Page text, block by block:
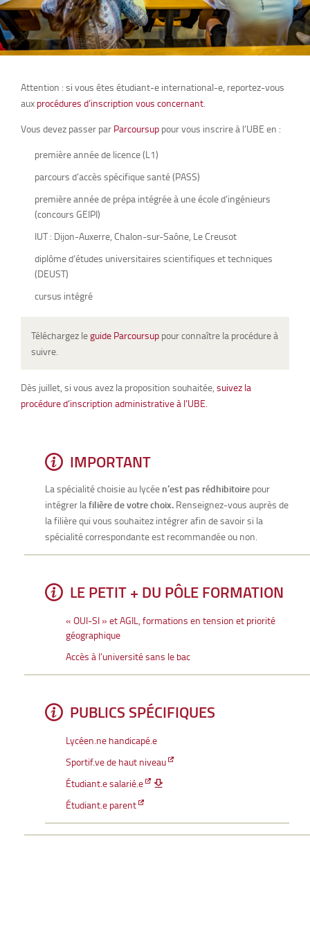
Attention : si vous êtes étudiant-e international-e, reportez-vous
aux procédures d’inscription vous concernant.
Vous devez passer par Parcoursup pour vous inscrire à l’UBE en :
première année de licence (L1)
parcours d’accès spécifique santé (PASS)
première année de prépa intégrée à une école d’ingénieurs
(concours GEIPI)
IUT : Dijon-Auxerre, Chalon-sur-Saône, Le Creusot
diplôme d’études universitaires scientifiques et techniques
(DEUST)
cursus intégré
Téléchargez leguide Parcoursup pour connaître la procédure à
suivre.
Dès juillet, si vous avez la proposition souhaitée, suivez la
procédure d’inscription administrative à l’UBE.
IMPORTANT
La spécialité choisie au lycée n’est pas rédhibitoire pour
intégrer lafilière de votre choix. Renseignez-vous auprès de
la filière qui vous souhaitez intégrer afin de savoir si la
spécialité correspondante est recommandée ou non.
LE PETIT + DU PÔLE FORMATION
« OUI-SI » et AGIL, formations en tension et priorité
géographique
Accès à l’université sans le bac
PUBLICS SPÉCIFIQUES
Lycéen.ne handicapé.e
Sportif.ve de haut niveau
Étudiant.e salarié.e
Étudiant.e parent